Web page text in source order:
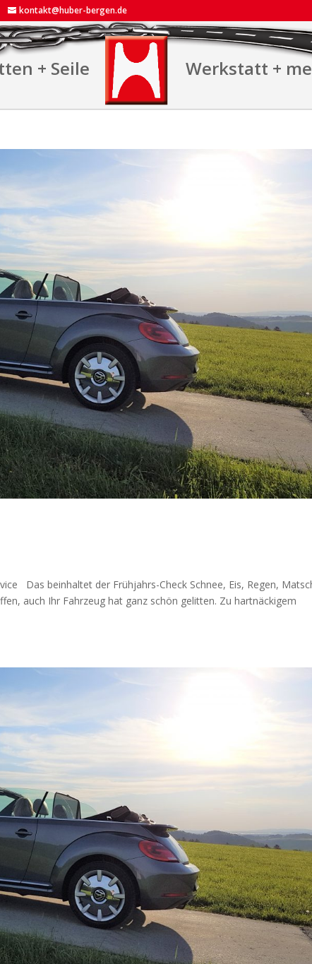
kontakt@huber-bergen.de
+ Seile Werkstatt +
Das beinhaltet der Frühjahrs-Check Schnee, Eis, Regen,
auch Ihr Fahrzeug hat ganz schön gelitten. Zu hartnäckigem